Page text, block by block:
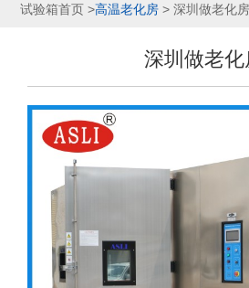
试验箱首页>高温老化房> 深圳做老化房
深圳做老化